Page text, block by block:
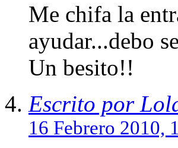
Me chifa la
ayudar...debo
Un besito!!
Escrito por
16 Febrero 2010,